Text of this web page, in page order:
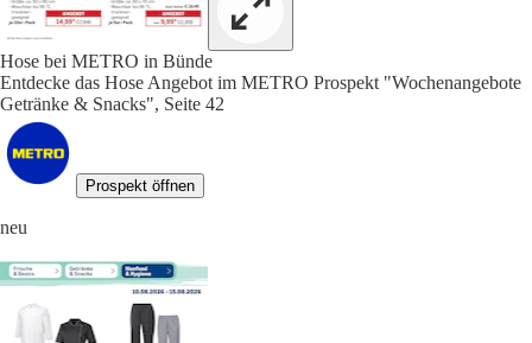
Hose bei METRO in Bünde
Entdecke das Hose Angebot im METRO Prospekt "Wochenangebote
Getränke & Snacks", Seite 42
Prospekt öffnen
neu